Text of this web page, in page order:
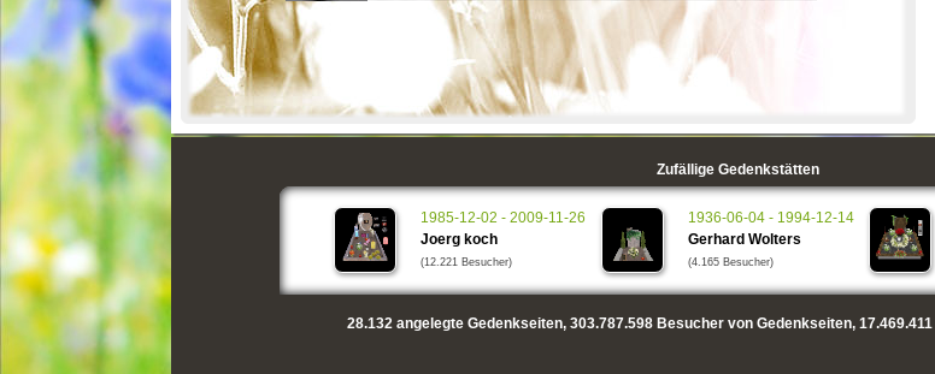
Zufällige Gedenkstätten
1985-12-02 - 2009-11-26
Joerg koch
(12.221 Besucher)
1936-06-04 - 1994-12-14
Gerhard Wolters
(4.165 Besucher)
28.132 angelegte Gedenkseiten, 303.787.598 Besucher von Gedenkseiten, 17.469.411